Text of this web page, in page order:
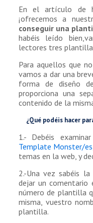
En el artículo de
¡ofrecemos a
conseguir una
habéis leído
lectores tres
Para aquellos que
vamos a dar una
forma de diseño
proporciona una
contenido de la
¿Qué podéis hacer
1.- Debéis
Template Monster/es
temas en la web, y
2.-Una vez sabéis
dejar un comentario
número de plantilla
misma, vuestro
plantilla.